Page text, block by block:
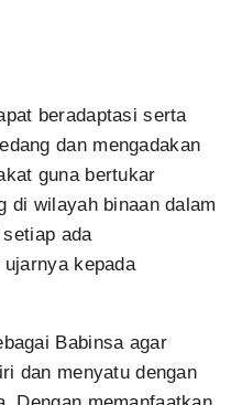
beradaptasi serta
dan mengadakan
guna bertukar
di wilayah binaan dalam
ada
ujarnya kepada
Babinsa agar
dan menyatu dengan